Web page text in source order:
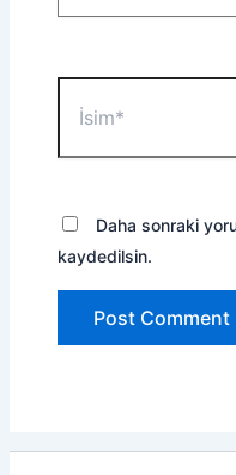
Daha sonraki
kaydedilsin.